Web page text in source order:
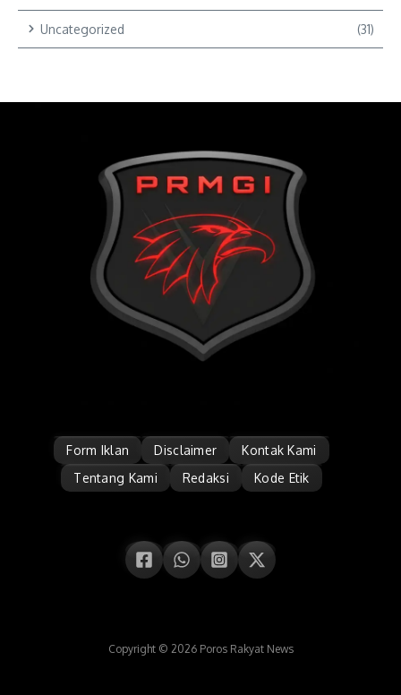
Uncategorized (31)
Form Iklan Disclaimer
Kontak Kami
Tentang Kami
Redaksi Kode Etik
Copyright © 2026 Poros Rakyat News